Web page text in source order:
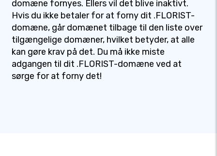
domæne fornyes. Ellers vil det blive inaktivt.
Hvis du ikke betaler for at forny dit .FLORIST-
domæne, går domænet tilbage til den liste over
tilgængelige domæner, hvilket betyder, at alle
kan gøre krav på det. Du må ikke miste
adgangen til dit .FLORIST-domæne ved at
sørge for at forny det!